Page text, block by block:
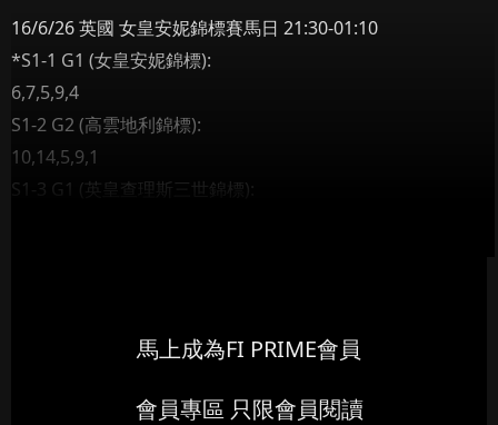
16/6/26 英國 女皇安妮錦標賽馬日 21:30-01:10
*S1-1 G1 (女皇安妮錦標):
6,7,5,9,4
S1-2 G2 (高雲地利錦標):
10,14,5,9,1
S1-3 G1 (英皇查理斯三世錦標):
馬上成為FI PRIME會員
會員專區 只限會員閱讀